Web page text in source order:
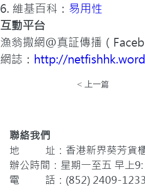
6. 維基百科： 易用性
互動平台
漁翁撒網@真証傳播（
網誌： http://
< 上一篇
聯絡我們
地 址：香港新界葵芳貨櫃
辦公時間：星期一至五 早上
電 話：(852) 2409-1233